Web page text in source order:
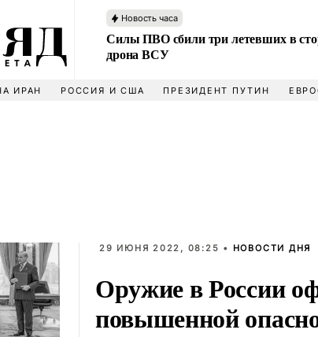
Новость часа
Силы ПВО сбили три летевших в
дрона ВСУ
ИРАН РОССИЯ И США ПРЕЗИДЕНТ ПУТИН
29 ИЮНЯ 2022, 08:25 • НОВОСТИ ДНЯ
Оружие в России
повышенной